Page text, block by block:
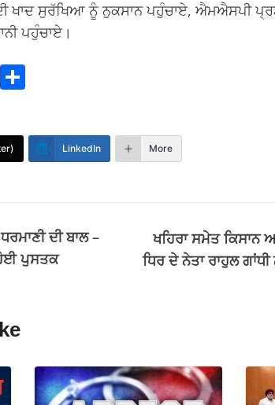
ਖਾਦ ਸੁਰੱਖਿਆ ਨੂੰ ਨੁਕਸਾਨ ਪਹੁੰਚਾਏ, ਐਮਐਸਪੀ
ਪਹੁੰਚਾਏ।
G
ar
e LinkedIn More
ਦੀ ਬਾਲ –
ਹੋਈ ਪੁਸਤਕ
ਖਹਿਰਾ ਸਮੇਤ
ਧਿਰ ਦੇ ਨੇਤਾ ਰਾਹੁਲ